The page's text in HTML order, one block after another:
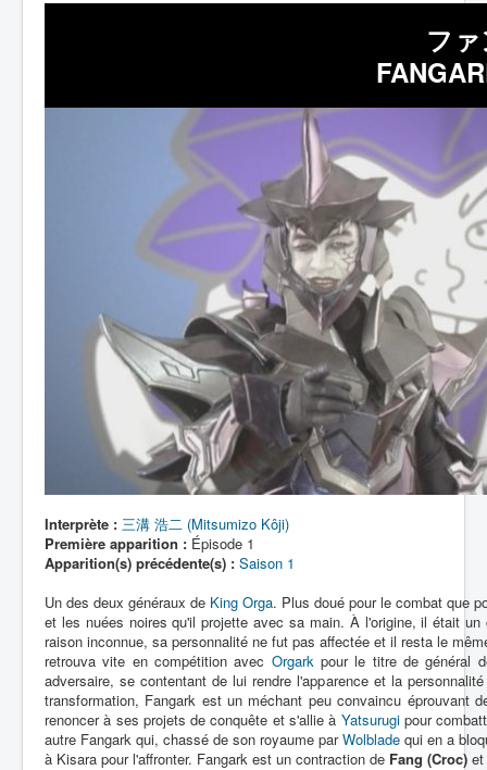
フ
Interprète : 三溝 浩二 (Mitsumizo Kôji)
Première apparition : Épisode 1
Apparition(s) précédente(s) : Saison 1
Un des deux généraux de King Orga. Plus doué pour le combat que
et les nuées noires qu'il projette avec sa main. À l'origine, il était
raison inconnue, sa personnalité ne fut pas affectée et il resta le
retrouva vite en compétition avec Orgarkpour le titre de général
adversaire, se contentant de lui rendre l'apparence et la
transformation, Fangark est un méchant peu convaincu
renoncer à ses projets de conquête et s'allie à Yatsurugipour
autre Fangark qui, chassé de son royaume parWolblade qui en a
à Kisara pour l'affronter. Fangark est un contraction de Fang (Croc)